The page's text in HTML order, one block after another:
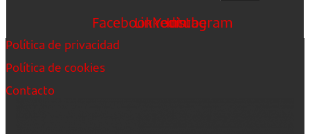
FacebookLinkedin
Youtube
Instagram
Política de privacidad
Política de cookies
Contacto